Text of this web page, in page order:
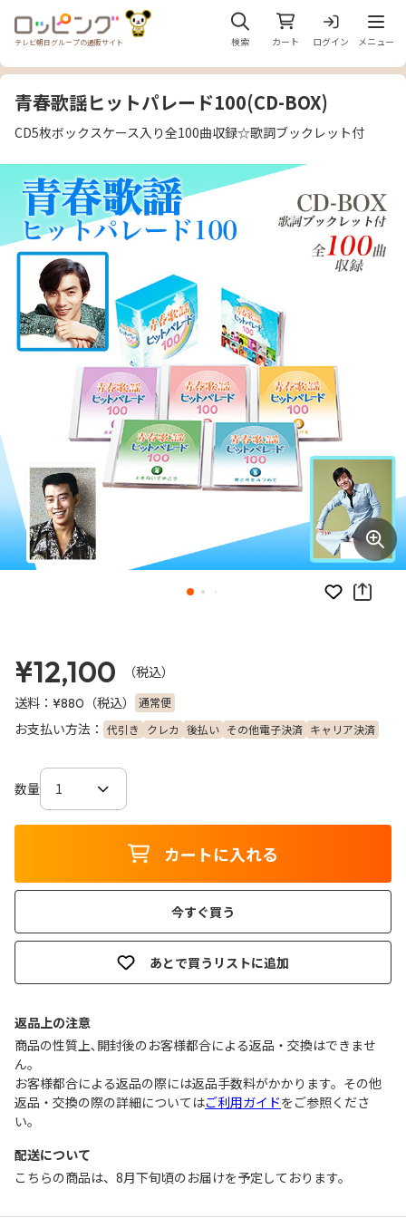
テレビ朝日グループの通販サイト 検索 カート ログイン
メニ
メニュー
お気に入り
青春歌謡ヒットパレード100(CD-BOX)
CD5枚ボックスケース入り全100曲収録☆歌詞ブックレット付
¥12,100
（税込）
送料： ¥880 （税込） 通常便
お支払い方法： 代引き クレカ 後払い その他電子決済 キャリア決済
数量
カートに入れる
今すぐ買う
あとで買うリストに追加
返品上の注意
商品の性質上､開封後のお客様都合による返品・交換はできませ
ん｡
お客様都合による返品の際には返品手数料がかかります。その他
返品・交換の際の詳細についてはご利用ガイドをご参照くださ
い。
配送について
こちらの商品は、8月下旬頃のお届けを予定しております。